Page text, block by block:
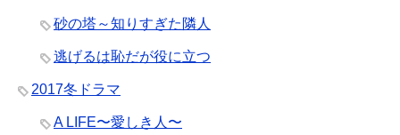
砂の塔～知りすぎた隣人
逃げるは恥だが役に立つ
2017冬ドラマ
A LIFE〜愛しき人〜